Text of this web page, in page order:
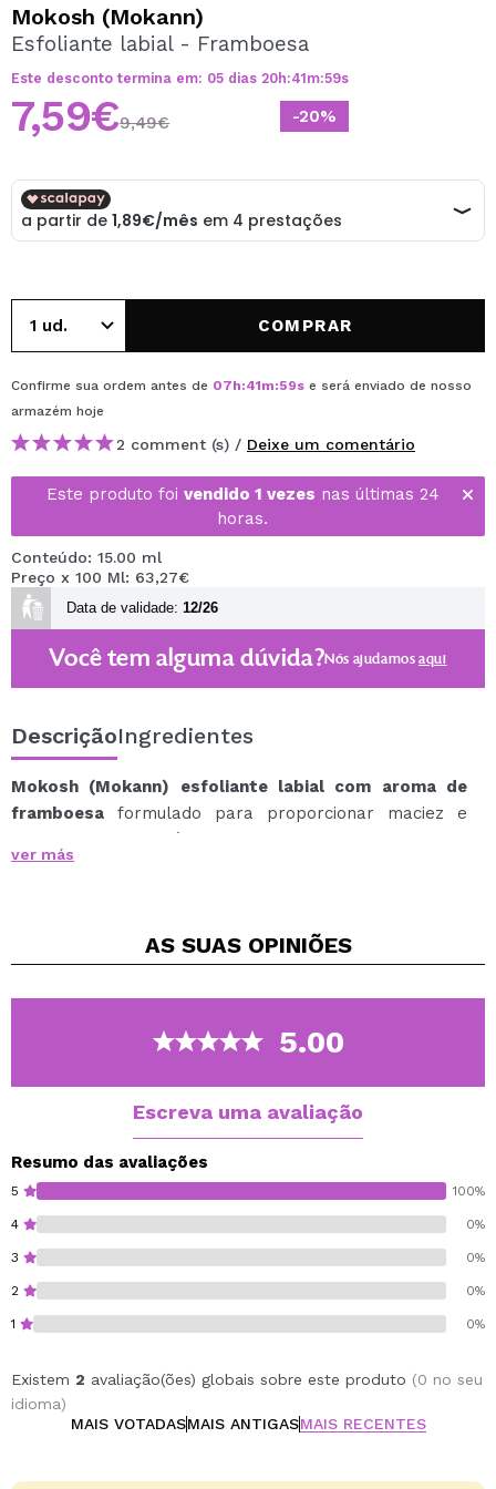
Ao criar uma conta no Maquibeauty.pt pode fazer as suas
compras rapidamente, verificar o estado das suas
Mokosh (Mokann)
Esfoliante labial - Framboesa
Este desconto termina em: 05 dias 20h:41m:59s
-20%
7,59€9,49€
COMPRAR
Confirme sua ordem antes de 07h:41m:59s e será enviado de nosso
armazém hoje
2 comment (s) / Deixe um comentário
Este produto foi vendido 1 vezes nas últimas 24
horas.
Conteúdo: 15.00 ml
Preço x 100 Ml: 63,27€
Data de validade: 12/26
Você tem alguma dúvida?Nós ajudamosaqui
DescriçãoIngredientes
Mokosh (Mokann) esfoliante labial com aroma de
framboesa formulado para proporcionar maciez e
cuidar da pele dos lábios.
As micropartículas de xilitol e açúcar mascavo têm
A lanolina hipoalergênica, a manteiga de karité e a
impacto negativo de fatores externos.
O óleo de framboesa melhora a suavidade da pele e os
restantes óleos oleosos regeneram-na activamente e
A vitamina E contida no esfoliante é um antioxidante
Cruelty free.
Vegan.
ver más
AS SUAS OPINIÕES
5.00
Escreva uma avaliação
Resumo das avaliações
5 100%
4 0%
3 0%
2 0%
1 0%
Existem 2 avaliação(ões) globais sobre este produto (0 no seu
idioma)
MAIS VOTADASMAIS ANTIGASMAIS RECENTES